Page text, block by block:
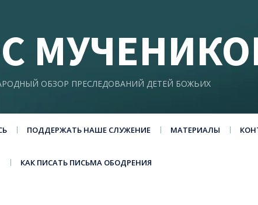
ОБЗОР ПРЕСЛЕДОВАНИЙ ДЕТЕЙ БОЖЬИХ
ПОДДЕРЖАТЬ НАШЕ СЛУЖЕНИЕ МАТЕРИАЛЫ
КАК ПИСАТЬ ПИСЬМА ОБОДРЕНИЯ